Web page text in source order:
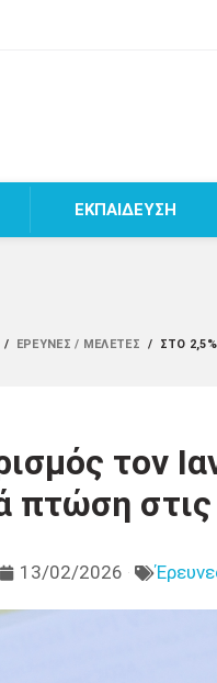
ΕΚΠΑΙΔΕΥΣΗ
/ ΈΡΕΥΝΕΣ / ΜΕΛΈΤΕΣ / ΣΤΟ
τον
πτώση
13/02/2026